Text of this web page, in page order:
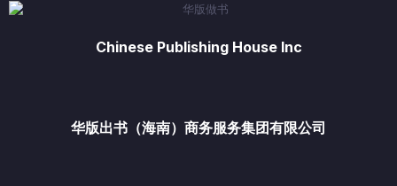
Chinese Publishing House Inc
华版出书（海南）商务服务集团有限公司